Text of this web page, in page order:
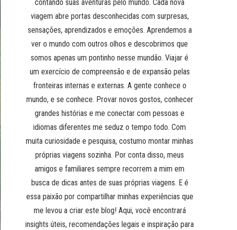
contando suas aventuras pelo mundo. Cada nova
viagem abre portas desconhecidas com surpresas,
sensações, aprendizados e emoções. Aprendemos a
ver o mundo com outros olhos e descobrimos que
somos apenas um pontinho nesse mundão. Viajar é
um exercício de compreensão e de expansão pelas
fronteiras internas e externas. A gente conhece o
mundo, e se conhece. Provar novos gostos, conhecer
grandes histórias e me conectar com pessoas e
idiomas diferentes me seduz o tempo todo. Com
muita curiosidade e pesquisa, costumo montar minhas
próprias viagens sozinha. Por conta disso, meus
amigos e familiares sempre recorrem a mim em
busca de dicas antes de suas próprias viagens. E é
essa paixão por compartilhar minhas experiências que
me levou a criar este blog! Aqui, você encontrará
insights úteis, recomendações legais e inspiração para